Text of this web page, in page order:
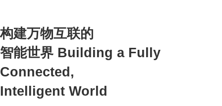
构建万物互联的
智能世界 Building a Fully
Connected,
Intelligent World